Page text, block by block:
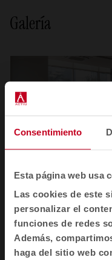
Consentimiento
Esta página web usa
Las cookies de este
personalizar el
funciones de redes
Además,
haga del sitio web
Galería
1
Ver